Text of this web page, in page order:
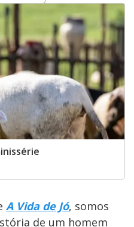
A Vida de Jó, somos
de um homem